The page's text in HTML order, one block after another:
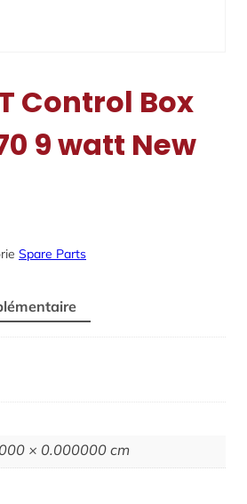
Control Box
9 watt New
Spare Parts
× 0.000000 cm